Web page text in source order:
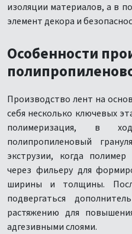
изоляции материалов, а в
элемент декора и
Особенности
Производство лент на
себя несколько ключевых
полимеризация, в
полипропиленовый
экструзии, когда полимер
через фильеру для
ширины и толщины.
подвергаться
растяжению для
адгезивными слоями.